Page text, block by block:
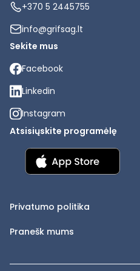
+370 5 2445755
info@grifsag.lt
Sekite mus
Facebook
Linkedin
Instagram
Atsisiųskite programėlę
Privatumo politika
Pranešk mums